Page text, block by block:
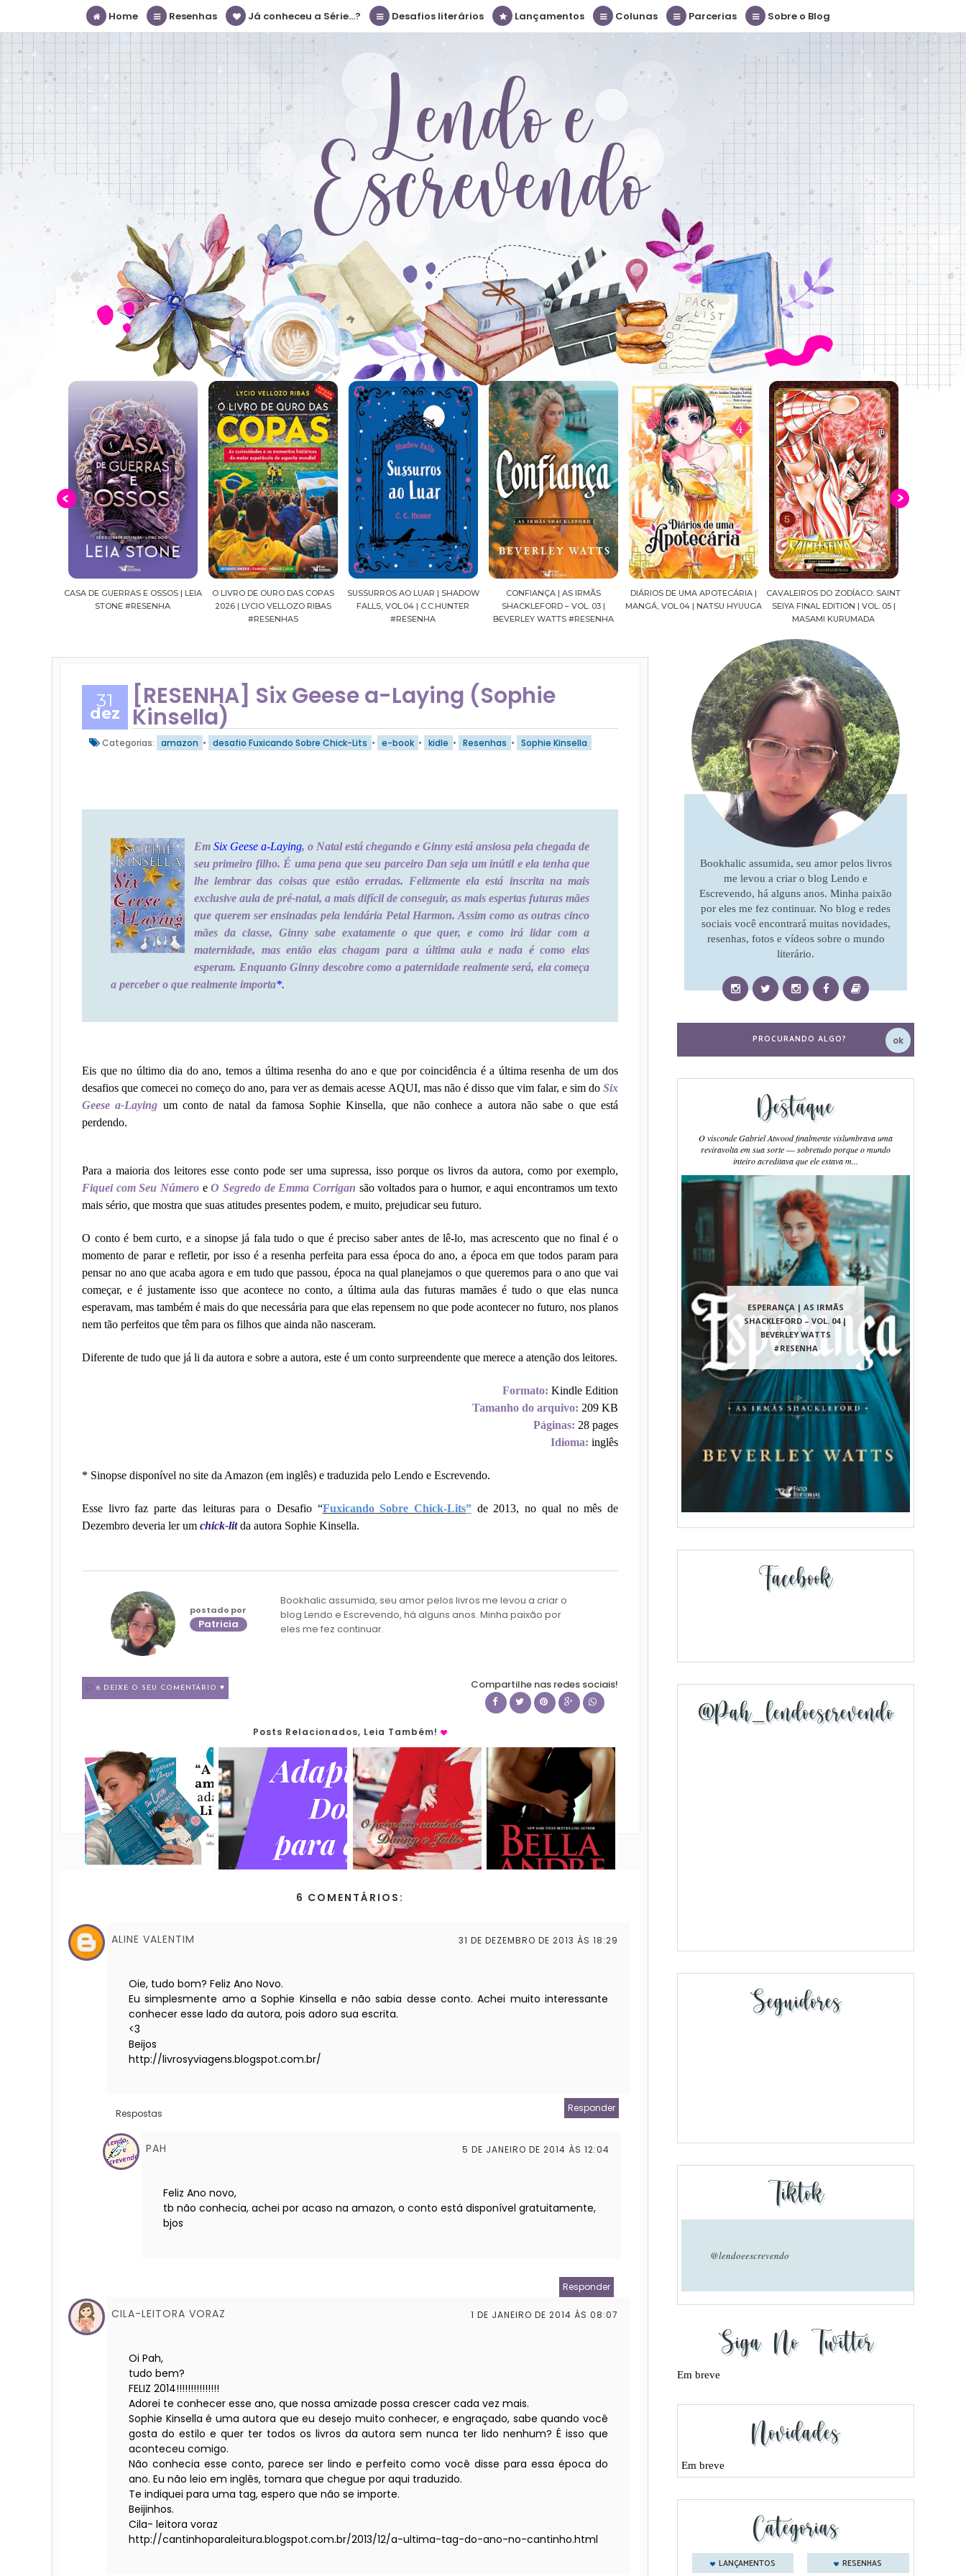
Home Resenhas Já conheceu a Série...? Desafios literários Lançamentos Colunas Parcerias Sobre o Blog
E OSSOS | LEIA
O LIVRO DE OURO DAS COPAS
2026 | LYCIO VELLOZO RIBAS
SUSSURROS AO LUAR | SHADOW
FALLS, VOL.04 | C.C.HUNTER
#RESENHA
CONFIANÇA | AS IRMÃS
SHACKLEFORD – VOL. 03 |
BEVERLEY WATTS #RESENHA
DIÁRIOS DE UMA APOTECÁRIA |
MANGÁ, VOL.04 | NATSU HYUUGA
CAVALEIROS DO ZODÍACO: SAINT
SEIYA FINAL EDITION | VOL. 05 |
CROWN OF WAR AND SHADOW |
J.R.WARD #RESENHA
31
dez
[RESENHA] Six Geese a-Laying (Sophie
Kinsella)
Categorias: amazon • desafio Fuxicando Sobre Chick-Lits • e-book • kidle • Resenhas • Sophie Kinsella
Em Six Geese a-Laying, o Natal está chegando e Ginny está ansiosa pela chegada de
seu primeiro filho. É uma pena que seu parceiro Dan seja um inútil e ela tenha que
lhe lembrar das coisas que estão erradas. Felizmente ela está inscrita na mais
exclusive aula de pré-natal, a mais difícil de conseguir, as mais espertas futuras mães
que querem ser ensinadas pela lendária Petal Harmon. Assim como as outras cinco
mães da classe, Ginny sabe exatamente o que quer, e como irá lidar com a
maternidade, mas então elas chagam para a última aula e nada é como elas
esperam. Enquanto Ginny descobre como a paternidade realmente será, ela começa
a perceber o que realmente importa*.
Eis que no último dia do ano, temos a última resenha do ano e que por coincidência é a última resenha de um dos
desafios que comecei no começo do ano, para ver as demais acesse AQUI, mas não é disso que vim falar, e sim do Six
Geese a-Laying um conto de natal da famosa Sophie Kinsella, que não conhece a autora não sabe o que está
perdendo.
Para a maioria dos leitores esse conto pode ser uma supressa, isso porque os livros da autora, como por exemplo,
Fiquei com Seu NúmeroeO Segredo de Emma Corrigan são voltados para o humor, e aqui encontramos um texto
mais sério, que mostra que suas atitudes presentes podem, e muito, prejudicar seu futuro.
O conto é bem curto, e a sinopse já fala tudo o que é preciso saber antes de lê-lo, mas acrescento que no final é o
momento de parar e refletir, por isso é a resenha perfeita para essa época do ano, a época em que todos param para
pensar no ano que acaba agora e em tudo que passou, época na qual planejamos o que queremos para o ano que vai
começar, e é justamente isso que acontece no conto, a última aula das futuras mamães é tudo o que elas nunca
esperavam, mas também é mais do que necessária para que elas repensem no que pode acontecer no futuro, nos planos
nem tão perfeitos que têm para os filhos que ainda não nasceram.
Diferente de tudo que já li da autora e sobre a autora, este é um conto surpreendente que merece a atenção dos leitores.
Formato: Kindle Edition
Tamanho do arquivo: 209 KB
Páginas: 28 pages
Idioma: inglês
* Sinopse disponível no site da Amazon (em inglês) e traduzida pelo Lendo e Escrevendo.
Esse livro faz parte das leituras para o Desafio “Fuxicando Sobre Chick-Lits”de 2013, no qual no mês de
Dezembro deveria ler um chick-litda autora Sophie Kinsella.
postado por
Patricia
Bookhalic assumida, seu amor pelos livros me levou a criar o
blog Lendo e Escrevendo, há alguns anos. Minha paixão por
eles me fez continuar.
6 DEIXE O SEU COMENTÁRIO ♥ Compartilhe nas redes sociais!
Posts Relacionados, Leia Também!
6 COMENTÁRIOS:
ALINE VALENTIM 31 DE DEZEMBRO DE 2013 ÀS 18:29
Oie, tudo bom? Feliz Ano Novo.
Eu simplesmente amo a Sophie Kinsella e não sabia desse conto. Achei muito interessante
conhecer esse lado da autora, pois adoro sua escrita.
<3
Beijos
http://livrosyviagens.blogspot.com.br/
Responder
Respostas
PAH 5 DE JANEIRO DE 2014 ÀS 12:04
Feliz Ano novo,
tb não conhecia, achei por acaso na amazon, o conto está disponível gratuitamente,
bjos
Responder
CILA-LEITORA VORAZ 1 DE JANEIRO DE 2014 ÀS 08:07
Oi Pah,
tudo bem?
FELIZ 2014!!!!!!!!!!!!!!!
Adorei te conhecer esse ano, que nossa amizade possa crescer cada vez mais.
Sophie Kinsella é uma autora que eu desejo muito conhecer, e engraçado, sabe quando você
gosta do estilo e quer ter todos os livros da autora sem nunca ter lido nenhum? É isso que
aconteceu comigo.
Não conhecia esse conto, parece ser lindo e perfeito como você disse para essa época do
ano. Eu não leio em inglês, tomara que chegue por aqui traduzido.
Te indiquei para uma tag, espero que não se importe.
Beijinhos.
Cila- leitora voraz
http://cantinhoparaleitura.blogspot.com.br/2013/12/a-ultima-tag-do-ano-no-cantinho.html
Bookhalic assumida, seu amor pelos livros
me levou a criar o blog Lendo e
Escrevendo, há alguns anos. Minha paixão
por eles me fez continuar. No blog e redes
sociais você encontrará muitas novidades,
resenhas, fotos e vídeos sobre o mundo
literário.
Destaque
ESPERANÇA | AS IRMÃS
SHACKLEFORD – VOL. 04 |
BEVERLEY WATTS
#RESENHA
O visconde Gabriel Atwood finalmente vislumbrava uma
reviravolta em sua sorte ― sobretudo porque o mundo
inteiro acreditava que ele estava m...
Facebook
@pah_lendoescrevendo
Seguidores
Tiktok
@lendoeescrevendo
Siga No Twitter
Em breve
Novidades
Em breve
Categorias
LANÇAMENTOS RESENHAS